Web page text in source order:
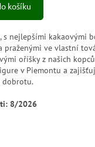
košíku
s nejlepšími kakaovými
praženými ve vlastní
oříšky z našich
v Piemontu a
dobrotu.
8/2026